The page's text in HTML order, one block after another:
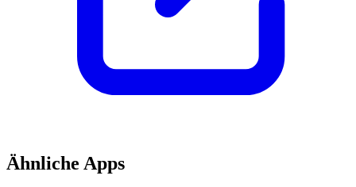
Ähnliche Apps